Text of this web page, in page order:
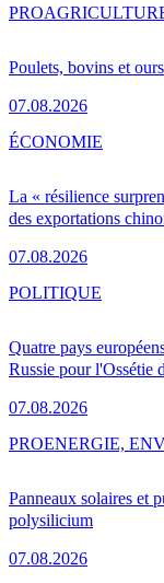
Poulets, bovins et
07.08.2026
PRO
La « résilience
des exportations
07.08.2026
ÉCONOMIE
Quatre pays
Russie pour l'Ossétie
07.08.2026
POLITIQUE
Panneaux solaires et
polysilicium
07.08.2026
PROENERGIE,